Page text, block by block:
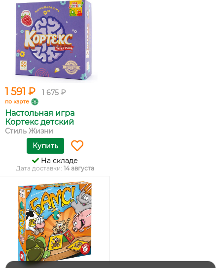
1 591 ₽ 1 675 ₽
по карте
Настольная игра
Кортекс детский
Стиль Жизни
Купить
На складе
Дата доставки: 14 августа